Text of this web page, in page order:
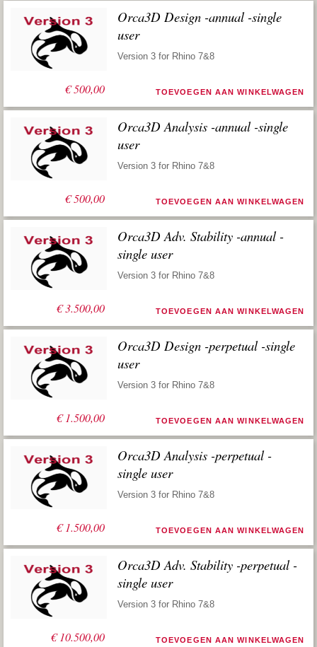
€500,00
Orca3D Design -annual -single
user
Version 3 for Rhino 7&8
TOEVOEGEN AAN WINKELWAGEN
€500,00
Orca3D Analysis -annual -single
user
Version 3 for Rhino 7&8
TOEVOEGEN AAN WINKELWAGEN
€3.500,00
Orca3D Adv. Stability -annual -
single user
Version 3 for Rhino 7&8
TOEVOEGEN AAN WINKELWAGEN
€1.500,00
Orca3D Design -perpetual -single
user
Version 3 for Rhino 7&8
TOEVOEGEN AAN WINKELWAGEN
€1.500,00
Orca3D Analysis -perpetual -
single user
Version 3 for Rhino 7&8
TOEVOEGEN AAN WINKELWAGEN
€10.500,00
Orca3D Adv. Stability -perpetual -
single user
Version 3 for Rhino 7&8
TOEVOEGEN AAN WINKELWAGEN